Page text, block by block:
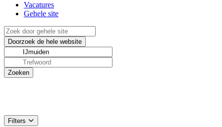
Vacatures
Gehele site
Filters